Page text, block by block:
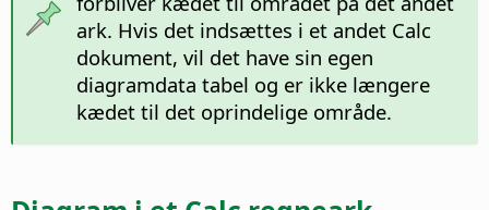
ark. Hvis det indsættes i et andet Calc
dokument, vil det have sin egen
diagramdata tabel og er ikke længere
kædet til det oprindelige område.